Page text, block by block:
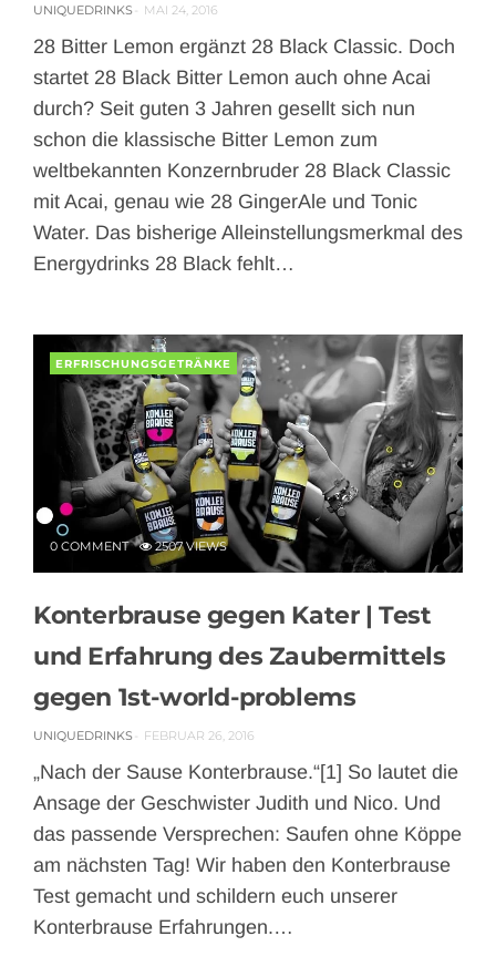
UNIQUEDRINKS MAI 24, 2016
28 Bitter Lemon ergänzt 28 Black Classic. Doch
startet 28 Black Bitter Lemon auch ohne Acai
durch? Seit guten 3 Jahren gesellt sich nun
schon die klassische Bitter Lemon zum
weltbekannten Konzernbruder 28 Black Classic
mit Acai, genau wie 28 GingerAle und Tonic
Water. Das bisherige Alleinstellungsmerkmal des
Energydrinks 28 Black fehlt…
ERFRISCHUNGSGETRÄNKE
0 COMMENT 2507 VIEWS
Konterbrause gegen Kater | Test
und Erfahrung des Zaubermittels
gegen 1st-world-problems
UNIQUEDRINKS FEBRUAR 26, 2016
„Nach der Sause Konterbrause.“[1] So lautet die
Ansage der Geschwister Judith und Nico. Und
das passende Versprechen: Saufen ohne Köppe
am nächsten Tag! Wir haben den Konterbrause
Test gemacht und schildern euch unserer
Konterbrause Erfahrungen.…